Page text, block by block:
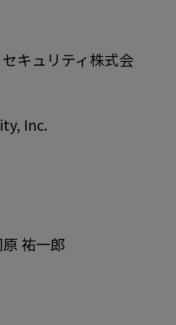
キュリティ株式会
Inc.
祐一郎